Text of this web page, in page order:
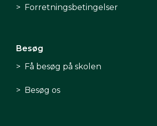
Forretningsbetingelser
Besøg
Få besøg på skolen
Besøg os